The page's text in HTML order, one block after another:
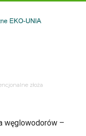
złoża
węglowodorów –